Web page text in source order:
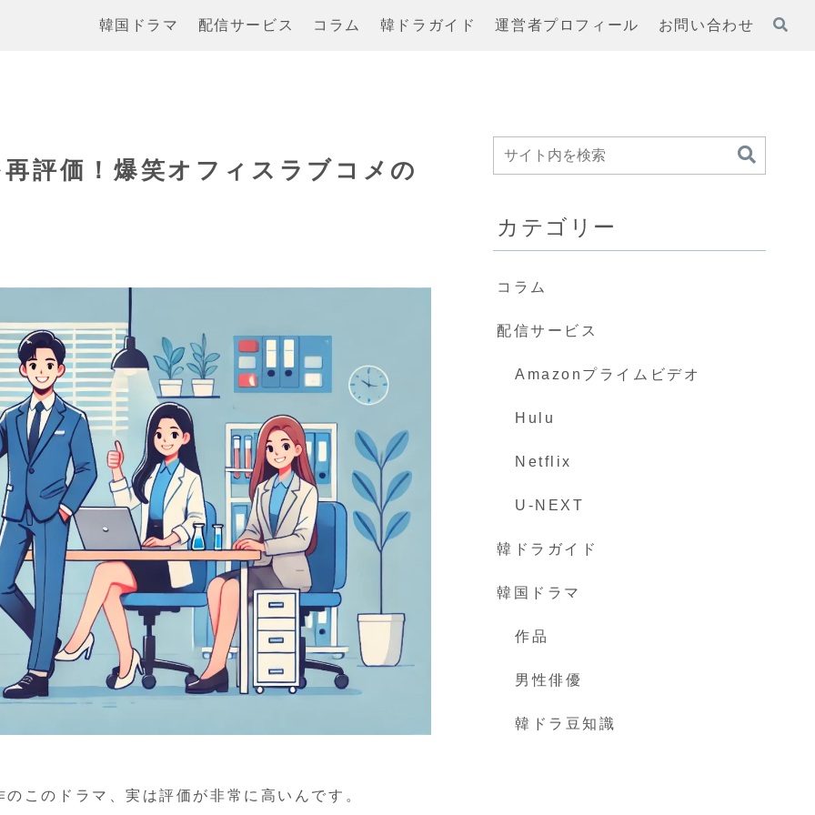
韓国ドラマ 配信サービス コラム 韓ドラガイド 運営者プロフィール お問い合わせ
評価！爆笑オフィスラブコメの
このドラマ、実は評価が非常に高いんです。
カテゴリー
コラム
配信サービス
Amazonプライムビデオ
Hulu
Netflix
U-NEXT
韓ドラガイド
韓国ドラマ
作品
男性俳優
韓ドラ豆知識